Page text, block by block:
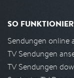
SO
Sendungen online
TV Sendungen
TV Sendungen